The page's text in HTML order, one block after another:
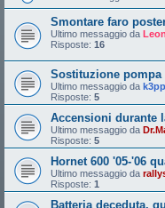
Smontare faro
Ultimo messaggio da
Risposte: 16
Sostituzione pompa
Ultimo messaggio da
Risposte: 5
Accensioni durante
Ultimo messaggio da
Risposte: 5
Hornet 600 '05-'06
Ultimo messaggio da
Risposte: 1
Batteria deceduta,